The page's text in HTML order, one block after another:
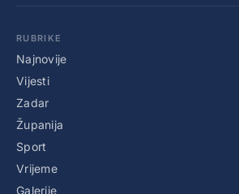
RUBRIKE
Najnovije
Vijesti
Zadar
Županija
Sport
Vrijeme
Galerije